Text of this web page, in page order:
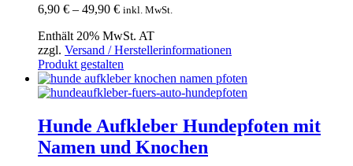
6,90 € – 49,90 €Preisspanne:
bis
49,90 €
inkl. MwSt.
Enthält 20% MwSt. AT
zzgl. Versand / Herstellerinformationen
Produkt gestalten
Produkt
weist
Varianten
auf.
Die
Hunde Aufkleber Hundepfoten mit
Namen und Knochen